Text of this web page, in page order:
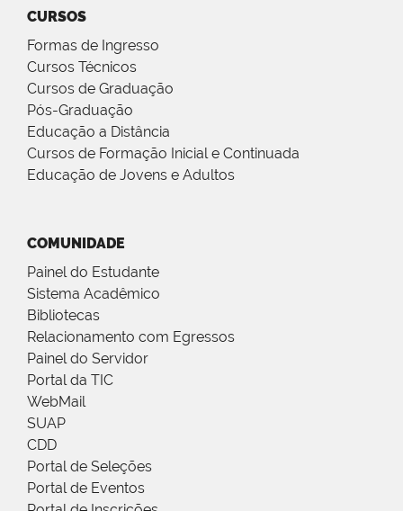
CURSOS
Formas de Ingresso
Cursos Técnicos
Cursos de Graduação
Pós-Graduação
Educação a Distância
Cursos de Formação Inicial e Continuada
Educação de Jovens e Adultos
COMUNIDADE
Painel do Estudante
Sistema Acadêmico
Bibliotecas
Relacionamento com Egressos
Painel do Servidor
Portal da TIC
WebMail
SUAP
CDD
Portal de Seleções
Portal de Eventos